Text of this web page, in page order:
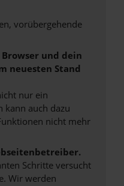
vorübergehende
und dein
neuesten Stand
nur ein
kann auch dazu
nicht mehr
Schritte versucht
Wir werden